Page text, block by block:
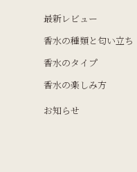
最新レビュー
香水の種類と匂い立ち
香水のタイプ
香水の楽しみ方
お知らせ